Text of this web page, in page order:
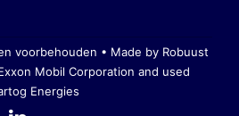
voorbehouden • Made by Robuust
Mobil Corporation and used
Energies